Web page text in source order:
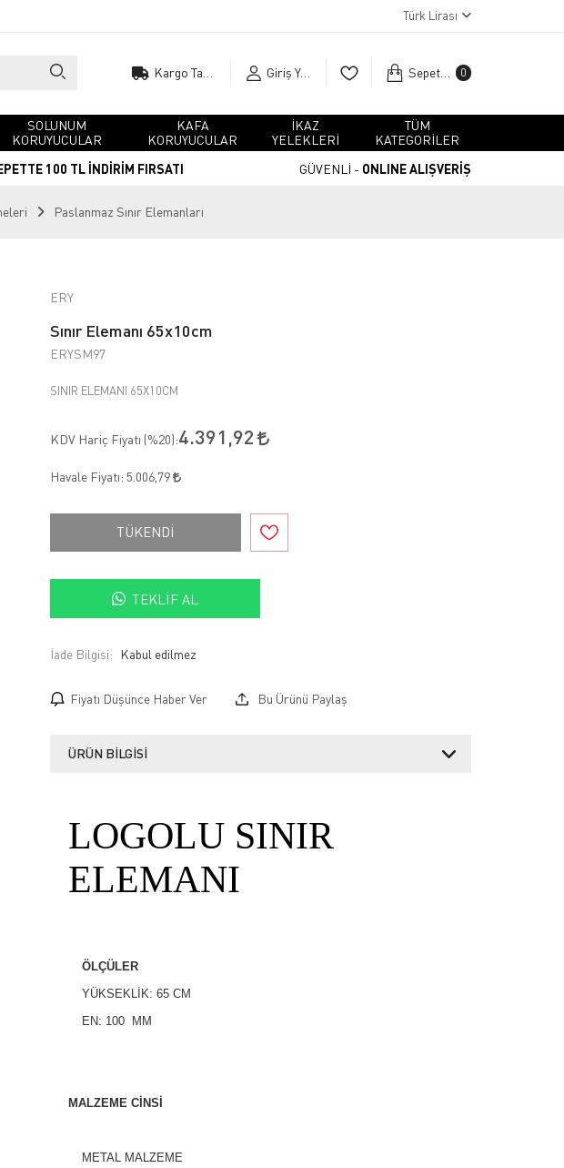
Türk Lirası
Giriş Yap Sepetim 0
SOLUNUM
KORUYUCULAR
KAFA
KORUYUCULAR
İKAZ
YELEKLERİ
TÜM
KATEGORİLER
100 TL İNDİRİM FIRSATI GÜVENLİ - ONLINE ALIŞVERİŞ
Paslanmaz Sınır Elemanları
ERY
Sınır Elemanı 65x10cm
ERYSM97
SINIR ELEMANI 65X10CM
KDV Hariç Fiyatı (%20):4.391,92
Havale Fiyatı: 5.006,79
TÜKENDİ
TEKLIF AL
İade Bilgisi:
Fiyatı Düşünce Haber Ver Bu Ürünü Paylaş
ÜRÜN BILGISI
LOGOLU SINIR
ELEMANI
ÖLÇÜLER
YÜKSEKLİK: 65 CM
EN: 100 MM
MALZEME CİNSİ
METAL MALZEME